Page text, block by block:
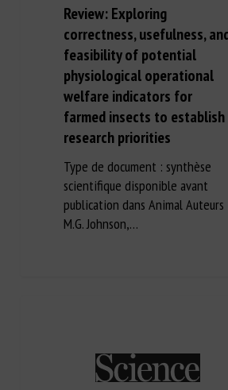
Review: Exploring
correctness, usefulness,
feasibility of potential
physiological operational
welfare indicators for
farmed insects to establish
research priorities
Type de document : synthèse
scientifique disponible avant
publication dans Animal Auteurs
M.G. Johnson,…